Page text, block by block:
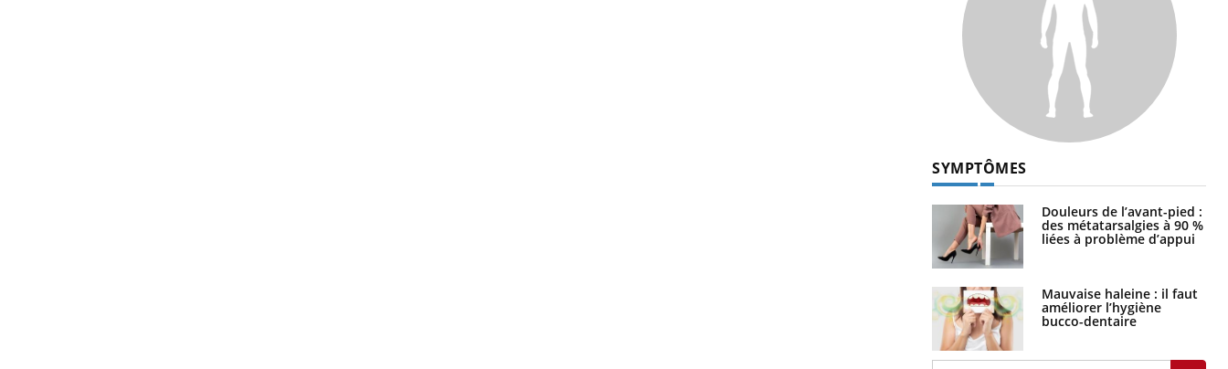
SYMPTÔMES
Douleurs de l’avant-pied :
des métatarsalgies à 90 %
liées à problème d’appui
Mauvaise haleine : il faut
améliorer l’hygiène
bucco-dentaire